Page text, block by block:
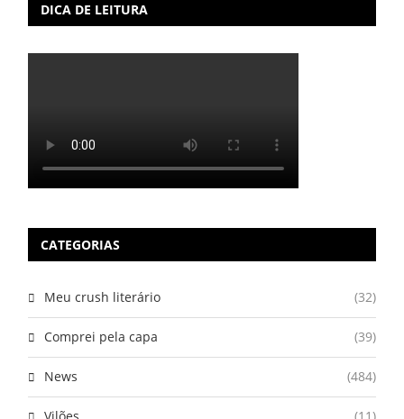
DICA DE LEITURA
CATEGORIAS
Meu crush literário (32)
Comprei pela capa (39)
News (484)